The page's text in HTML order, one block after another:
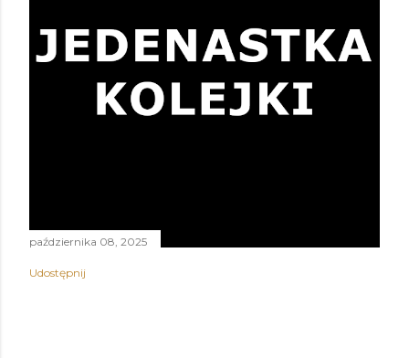
października 08, 2025
Udostępnij